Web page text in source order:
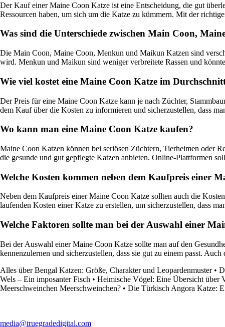
Der Kauf einer Maine Coon Katze ist eine Entscheidung, die gut
Ressourcen haben, um sich um die Katze zu kümmern. Mit der
Was sind die Unterschiede zwischen Main Coon,
Die Main Coon, Maine Coon, Menkun und Maikun Katzen sind
wird. Menkun und Maikun sind weniger verbreitete Rassen und
Wie viel kostet eine Maine Coon Katze im
Der Preis für eine Maine Coon Katze kann je nach Züchter,
dem Kauf über die Kosten zu informieren und sicherzustellen, dass
Wo kann man eine Maine Coon Katze kaufen?
Maine Coon Katzen können bei seriösen Züchtern, Tierheimen oder
die gesunde und gut gepflegte Katzen anbieten. Online-Plattformen
Welche Kosten kommen neben dem Kaufpreis einer
Neben dem Kaufpreis einer Maine Coon Katze sollten auch die
laufenden Kosten einer Katze zu erstellen, um sicherzustellen, dass
Welche Faktoren sollte man bei der Auswahl einer
Bei der Auswahl einer Maine Coon Katze sollte man auf den
kennenzulernen und sicherzustellen, dass sie gut zu einem passt.
Alles über Bengal Katzen: Größe, Charakter und Leopardenmuster•
Wels – Ein imposanter Fisch • Heimische Vögel: Eine Übersicht über
Meerschweinchen Meerschweinchen? • Die Türkisch Angora Katze:
media@truegradedigital.com